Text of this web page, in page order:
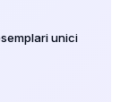
unici